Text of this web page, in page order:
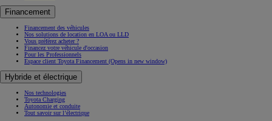
Financement
Financement des véhicules
Nos solutions de location en LOA ou LLD
Vous préférez acheter ?
Financez votre véhicule d'occasion
Pour les Professionnels
Espace client Toyota Financement (Opens in new window)
Hybride et électrique
Nos technologies
Toyota Charging
Autonomie et conduite
Tout savoir sur l’électrique